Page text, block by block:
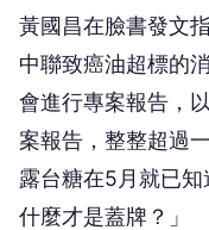
黃國昌在臉書發文
中聯致癌油超標的
會進行專案報告，
案報告，整整超過
露台糖在5月就已知
什麼才是蓋牌？」